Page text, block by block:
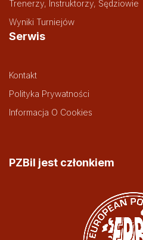
Trenerzy, Instruktorzy, Sędziowie
Wyniki Turniejów
Serwis
Kontakt
Polityka Prywatności
Informacja O Cookies
PZBil jest członkiem